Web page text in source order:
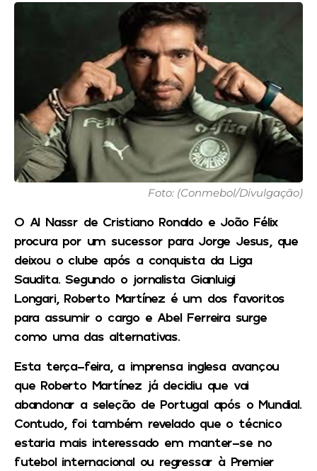
Foto: (Conmebol/Divulgação)
O Al Nassr de Cristiano Ronaldo e João Félix
procura por um sucessor para Jorge Jesus, que
deixou o clube após a conquista da Liga
Saudita. Segundo o jornalista Gianluigi
Longari, Roberto Martínez é um dos favoritos
para assumir o cargo e Abel Ferreira surge
como uma das alternativas.
Esta terça-feira, a imprensa inglesa avançou
que Roberto Martínez já decidiu que vai
abandonar a seleção de Portugal após o Mundial.
Contudo, foi também revelado que o técnico
estaria mais interessado em manter-se no
futebol internacional ou regressar à Premier